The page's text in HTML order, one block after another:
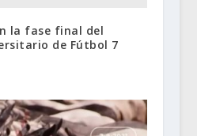
la fase final del
de Fútbol 7